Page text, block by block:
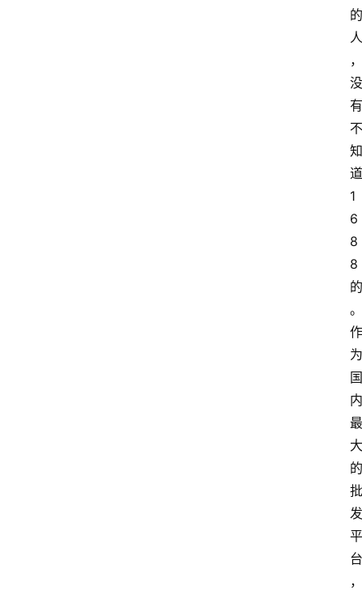
的
人
，
没
有
不
知
道
1
6
8
8
的
。
作
为
国
内
最
大
的
批
发
平
台
，